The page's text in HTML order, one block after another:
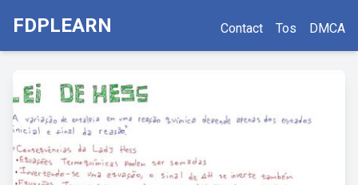
FDPLEARN Contact Tos DMCA